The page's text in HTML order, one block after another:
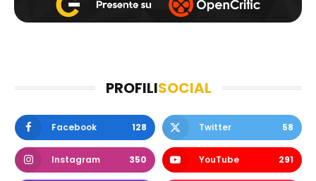
PROFILISOCIAL
Facebook 128 Twitter 58
Instagram 350 YouTube 291